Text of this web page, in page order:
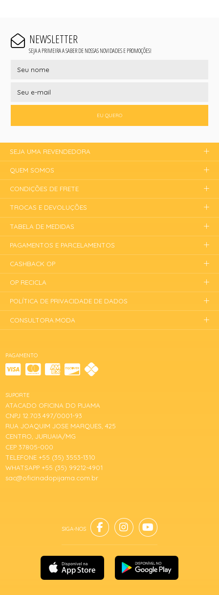
NEWSLETTER
SEJA A PRIMEIRA A SABER DE NOSSAS NOVIDADES E PROMOÇÕES!
EU QUERO
PAGAMENTO
SUPORTE
ATACADO OFICINA DO PIJAMA
CNPJ 12.703.497/0001-93
RUA JOAQUIM JOSE MARQUES, 425
CENTRO, JURUAIA/MG
CEP 37805-000
TELEFONE +55 (35) 3553-1310
WHATSAPP +55 (35) 99212-4901
sac@oficinadopijama.com.br
SEJA UMA REVENDEDORA
QUEM SOMOS
CONDIÇÕES DE FRETE
TROCAS E DEVOLUÇÕES
TABELA DE MEDIDAS
PAGAMENTOS E PARCELAMENTOS
CASHBACK OP
OP RECICLA
POLÍTICA DE PRIVACIDADE DE DADOS
CONSULTORA.MODA